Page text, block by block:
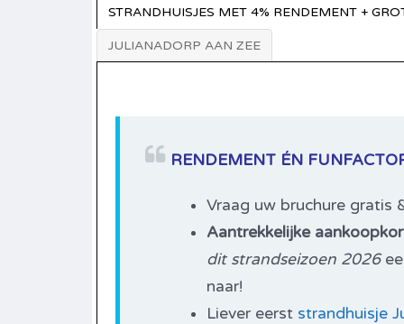
STRANDHUISJES MET 4% RENDEMENT +
JULIANADORP AAN ZEE
RENDEMENT ÉN
Vraag uw bruchure gratis
Aantrekkelijke
dit strandseizoen 2026
naar!
Liever eerst strandhuisje